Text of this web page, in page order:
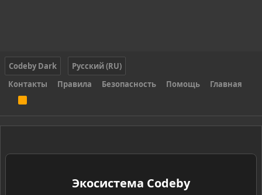
Codeby Dark
Русский (RU)
Контакты
Правила Безопасность Помощь Главная
S
Экосистема Codeby